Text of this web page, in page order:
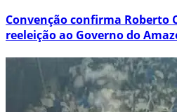
Convenção confirma Roberto
reeleição ao Governo do